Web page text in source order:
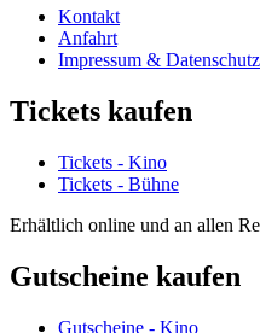
Kontakt
Anfahrt
Impressum & Datenschutz
Tickets kaufen
Tickets - Kino
Tickets - Bühne
Erhältlich online und an allen
Gutscheine kaufen
Gutscheine - Kino